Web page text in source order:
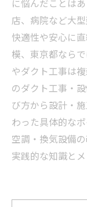
に悩んだことは
店、病院など大
快適性や安心に
模、東京都なら
やダクト工事は
のダクト工事・
び方から設計・
わった具体的な
空調・換気設備
実践的な知識とメ